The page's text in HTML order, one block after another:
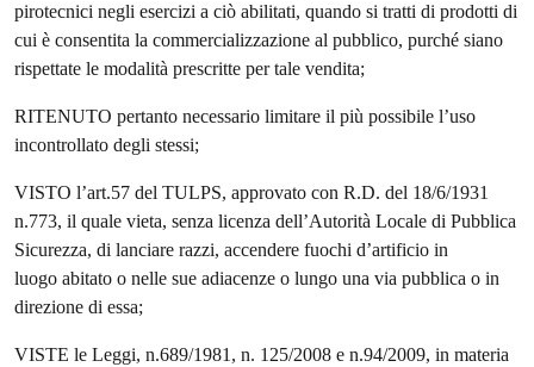
pirotecnici negli esercizi a ciò abilitati, quando si tratti di prodotti di
cui è consentita la commercializzazione al pubblico, purché siano
rispettate le modalità prescritte per tale vendita;
RITENUTO pertanto necessario limitare il più possibile l’uso
incontrollato degli stessi;
VISTO l’art.57 del TULPS, approvato con R.D. del 18/6/1931
n.773, il quale vieta, senza licenza dell’Autorità Locale di Pubblica
Sicurezza, di lanciare razzi, accendere fuochi d’artificio in
luogo abitato o nelle sue adiacenze o lungo una via pubblica o in
direzione di essa;
VISTE le Leggi, n.689/1981, n. 125/2008 e n.94/2009, in materia